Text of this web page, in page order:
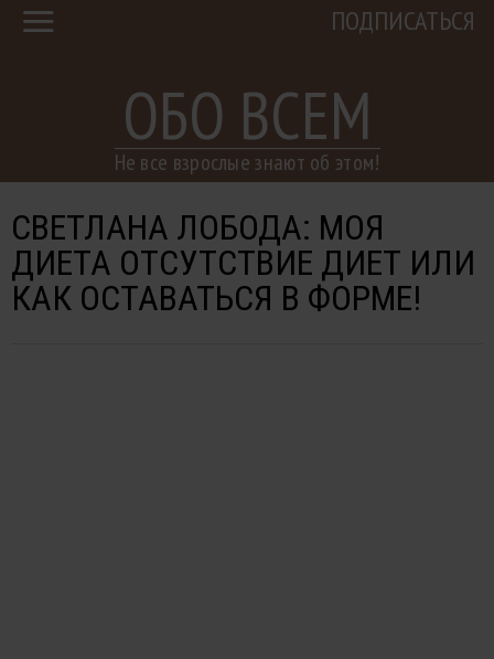
ОБО ВСЕМ
Не все взрослые знают об этом!
ПОДПИСАТЬСЯ
СВЕТЛАНА ЛОБОДА: МОЯ
ДИЕТА ОТСУТСТВИЕ ДИЕТ ИЛИ
КАК ОСТАВАТЬСЯ В ФОРМЕ!